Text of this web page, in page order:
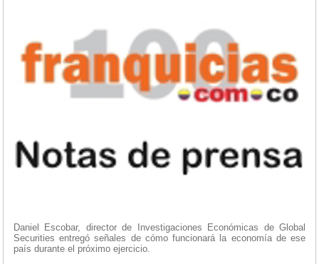
Daniel Escobar, director de Investigaciones Económicas de Global
Securities entregó señales de cómo funcionará la economía de ese
país durante el próximo ejercicio.